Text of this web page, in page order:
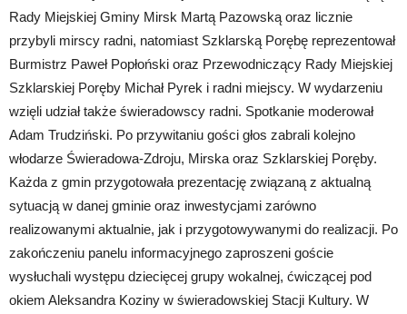
Rady Miejskiej Gminy Mirsk Martą Pazowską oraz licznie
przybyli mirscy radni, natomiast Szklarską Porębę reprezentował
Burmistrz Paweł Popłoński oraz Przewodniczący Rady Miejskiej
Szklarskiej Poręby Michał Pyrek i radni miejscy. W wydarzeniu
wzięli udział także świeradowscy radni. Spotkanie moderował
Adam Trudziński. Po przywitaniu gości głos zabrali kolejno
włodarze Świeradowa-Zdroju, Mirska oraz Szklarskiej Poręby.
Każda z gmin przygotowała prezentację związaną z aktualną
sytuacją w danej gminie oraz inwestycjami zarówno
realizowanymi aktualnie, jak i przygotowywanymi do realizacji. Po
zakończeniu panelu informacyjnego zaproszeni goście
wysłuchali występu dziecięcej grupy wokalnej, ćwiczącej pod
okiem Aleksandra Koziny w świeradowskiej Stacji Kultury. W